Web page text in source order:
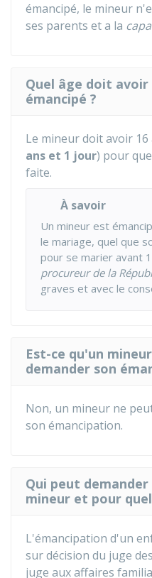
émancipé, le mineur
ses parents et a la
Quel âge doit
émancipé ?
Le mineur doit avoir
ans et 1 jour) pour
faite.
À savoir
Un mineur est
le mariage, quel que
pour se marier avant
procureur de la
graves et avec le
Est-ce qu'un
demander son
Non, un mineur ne
son émancipation.
Qui peut
mineur et pour
L'émancipation d'un
sur décision du juge
juge aux affaires